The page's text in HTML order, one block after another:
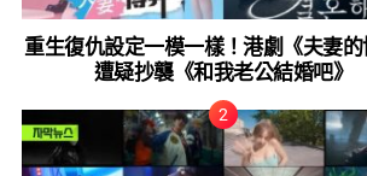
重生復仇設定一模一樣！港劇《夫妻的
遭疑抄襲《和我老公結婚吧》